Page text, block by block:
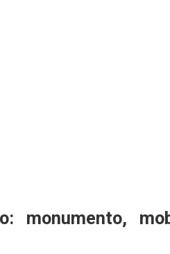
monumento,